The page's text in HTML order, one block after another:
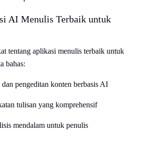
AI Menulis Terbaik untuk
tentang aplikasi menulis terbaik untuk
bahas:
pengeditan konten berbasis AI
tulisan yang komprehensif
mendalam untuk penulis